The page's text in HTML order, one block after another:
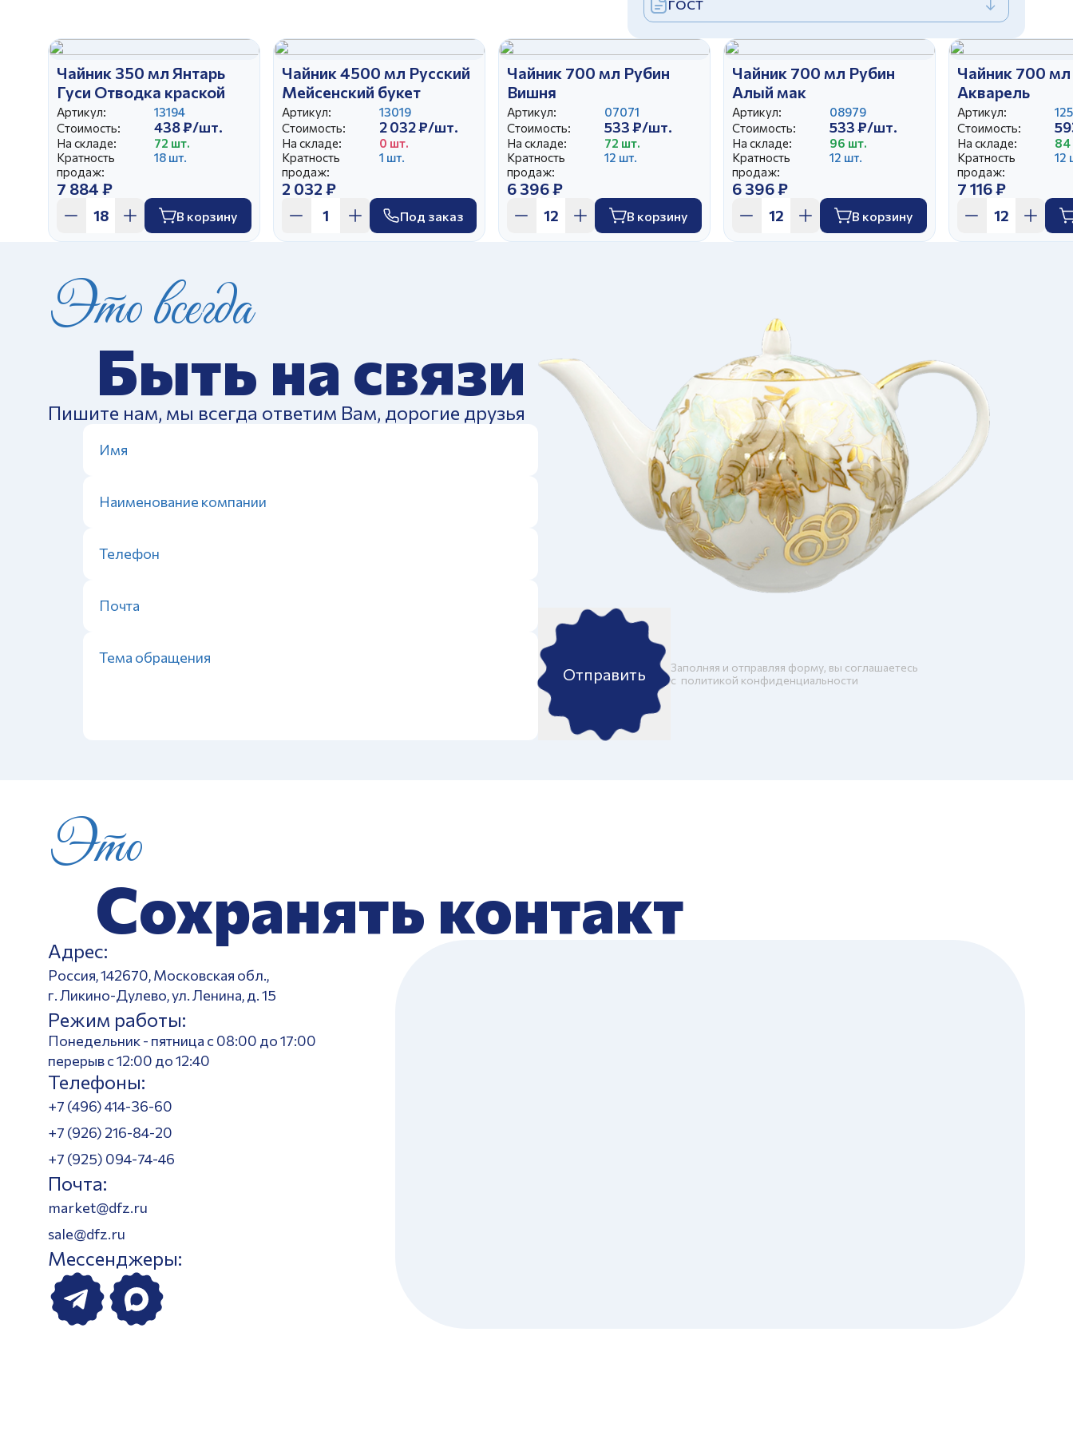
ГОСТ
Чайник 350 мл Янтарь
Гуси Отводка краской
Артикул:
13194
Стоимость:
438 ₽/шт.
На складе:
72 шт.
Кратность
продаж:
18 шт.
7 884 ₽
В корзину
Чайник 4500 мл Русский
Мейсенский букет
Артикул:
13019
Стоимость:
2 032 ₽/шт.
На складе:
0 шт.
Кратность
продаж:
1 шт.
2 032 ₽
Под заказ
Чайник 700 мл Рубин
Вишня
Артикул:
07071
Стоимость:
533 ₽/шт.
На складе:
72 шт.
Кратность
продаж:
12 шт.
6 396 ₽
В корзину
Чайник 700 мл Рубин
Алый мак
Артикул:
08979
Стоимость:
533 ₽/шт.
На складе:
96 шт.
Кратность
продаж:
12 шт.
6 396 ₽
В корзину
Чайник 700 мл
Акварель
Артикул:
Стоимость:
На складе:
84
Кратность
продаж:
12
7 116 ₽
Это всегда
Быть на связи
Пишите нам, мы всегда ответим Вам, дорогие друзья
Отправить
Заполняя и отправляя форму, вы соглашаетесь
c политикой конфиденциальности
Это
Сохранять контакт
Адрес:
Россия, 142670, Московская обл.,
г. Ликино-Дулево, ул. Ленина, д. 15
Режим работы:
Понедельник - пятница с 08:00 до 17:00
перерыв с 12:00 до 12:40
Телефоны:
+7 (496) 414-36-60
+7 (926) 216-84-20
+7 (925) 094-74-46
Почта:
market@dfz.ru
sale@dfz.ru
Мессенджеры: